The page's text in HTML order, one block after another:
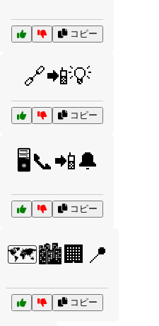
コピー
🔗📲💡
コピー
🖥️📞📲🔔
コピー
🗺️🏙️🏢📍
コピー